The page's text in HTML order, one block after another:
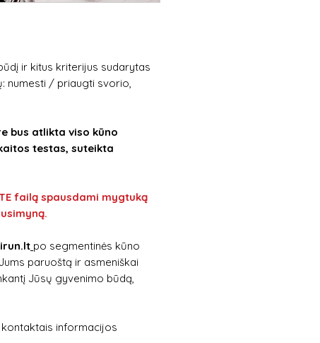
ir kitus kriterijus sudarytas
numesti / priaugti svorio,
bus atlikta viso kūno
testas, suteikta
failą spausdami mygtuką
po segmentinės kūno
paruoštą ir asmeniškai
Jūsų gyvenimo būdą,
informacijos